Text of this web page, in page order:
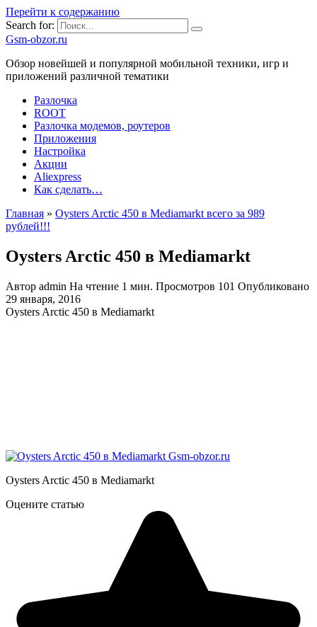
Перейти к содержанию
Search for:
Gsm-obzor.ru
Обзор новейшей и популярной мобильной техники, игр и
приложений различной тематики
Разлочка
ROOT
Разлочка модемов, роутеров
Приложения
Настройка
Акции
Aliexpress
Как сделать…
Главная » Oysters Arctic 450 в Mediamarkt всего за 989
рублей!!!
Oysters Arctic 450 в Mediamarkt
Автор admin На чтение 1 мин. Просмотров 101 Опубликовано
29 января, 2016
Oysters Arctic 450 в Mediamarkt
Oysters Arctic 450 в Mediamarkt
Оцените статью